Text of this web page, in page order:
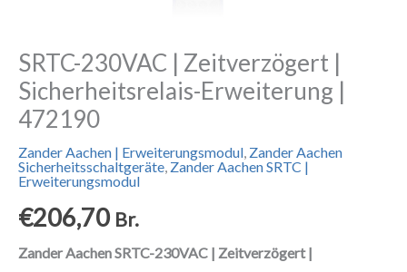
SRTC-230VAC | Zeitverzögert |
Sicherheitsrelais-Erweiterung |
472190
Zander Aachen | Erweiterungsmodul, Zander Aachen
Sicherheitsschaltgeräte, Zander Aachen SRTC |
Erweiterungsmodul
€206,70 Br.
Zander Aachen SRTC-230VAC | Zeitverzögert |